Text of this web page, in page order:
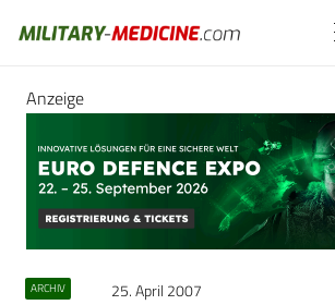
Anzeige
ARCHIV 25. April 2007